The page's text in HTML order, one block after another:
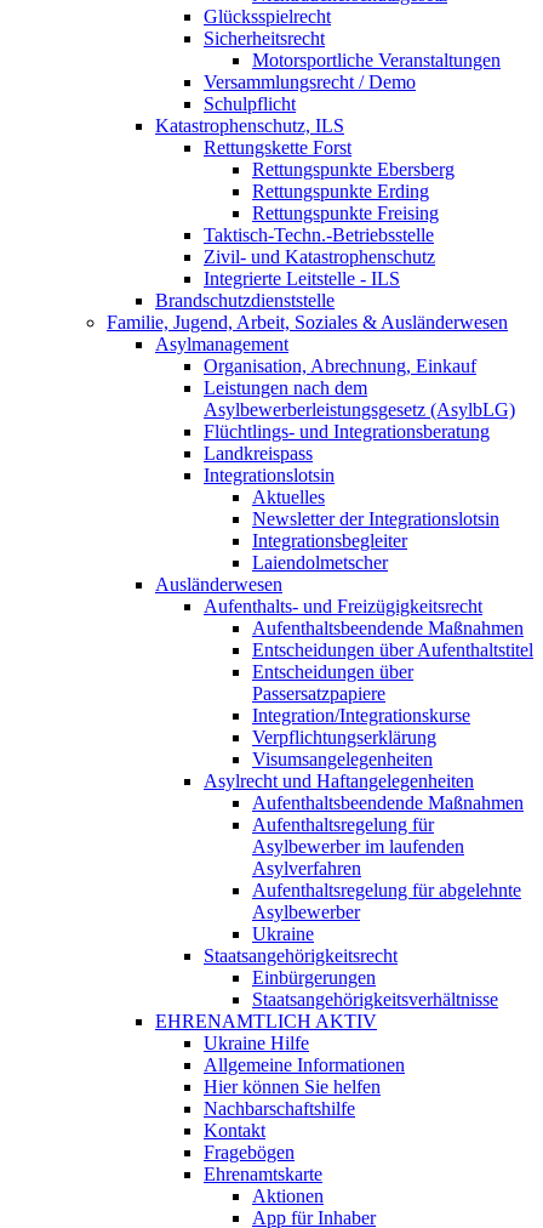
Glücksspielrecht
Sicherheitsrecht
Motorsportliche Veranstaltungen
Versammlungsrecht / Demo
Schulpflicht
Katastrophenschutz, ILS
Rettungskette Forst
Rettungspunkte Ebersberg
Rettungspunkte Erding
Rettungspunkte Freising
Taktisch-Techn.-Betriebsstelle
Zivil- und Katastrophenschutz
Integrierte Leitstelle - ILS
Brandschutzdienststelle
Familie, Jugend, Arbeit, Soziales & Ausländerwesen
Asylmanagement
Organisation, Abrechnung, Einkauf
Leistungen nach dem
Asylbewerberleistungsgesetz (AsylbLG)
Flüchtlings- und Integrationsberatung
Landkreispass
Integrationslotsin
Aktuelles
Newsletter der Integrationslotsin
Integrationsbegleiter
Laiendolmetscher
Ausländerwesen
Aufenthalts- und Freizügigkeitsrecht
Aufenthaltsbeendende Maßnahmen
Entscheidungen über Aufenthaltstitel
Entscheidungen über
Passersatzpapiere
Integration/Integrationskurse
Verpflichtungserklärung
Visumsangelegenheiten
Asylrecht und Haftangelegenheiten
Aufenthaltsbeendende Maßnahmen
Aufenthaltsregelung für
Asylbewerber im laufenden
Asylverfahren
Aufenthaltsregelung für abgelehnte
Asylbewerber
Ukraine
Staatsangehörigkeitsrecht
Einbürgerungen
Staatsangehörigkeitsverhältnisse
EHRENAMTLICH AKTIV
Ukraine Hilfe
Allgemeine Informationen
Hier können Sie helfen
Nachbarschaftshilfe
Kontakt
Fragebögen
Ehrenamtskarte
Aktionen
App für Inhaber